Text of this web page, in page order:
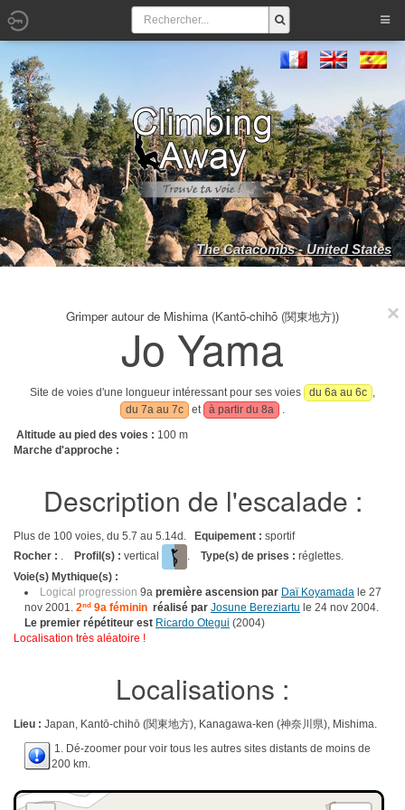
The Catacombs - United States
Grimper autour de Mishima (Kantō-chihō (関東地方))
Jo Yama
Site de voies d'une longueur intéressant pour ses voies du 6a au 6c ,
du 7a au 7c
et à partir du 8a
.
Altitude au pied des voies : 100 m
Marche d'approche :
Description de l'escalade :
Plus de 100 voies, du 5.7 au 5.14d. Equipement : sportif
Rocher : . Profil(s) : vertical . Type(s) de prises : réglettes.
Voie(s) Mythique(s) :
Logical progression 9a première ascension par Daï Koyamada le 27
nov 2001. 2nd 9a féminin réalisé par Josune Bereziartu le 24 nov 2004.
Le premier répétiteur est Ricardo Otegui (2004)
Localisation très aléatoire !
Localisations :
Lieu : Japan, Kantō-chihō (関東地方), Kanagawa-ken (神奈川県), Mishima.
1. Dé-zoomer pour voir tous les autres sites distants de moins de
200 km.